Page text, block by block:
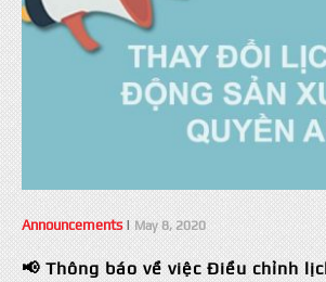
Announcements| May 8, 2020
📢 Thông báo về việc Điều chỉnh